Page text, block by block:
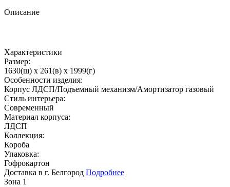
Описание
Характеристики
Размер:
1630(ш) x 261(в) x 1999(г)
Особенности изделия:
Корпус ЛДСП/Подъемный механизм/Амортизатор газовый
Стиль интерьера:
Современный
Материал корпуса:
ЛДСП
Коллекция:
Короба
Упаковка:
Гофрокартон
Доставка в г. Белгород Подробнее
Зона 1